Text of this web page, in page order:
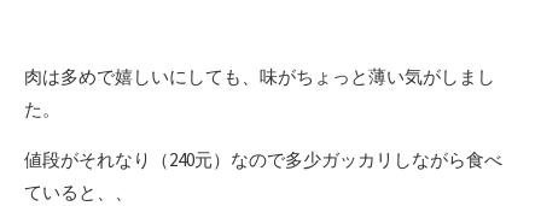
肉は多めで嬉しいにしても、味がちょっと薄い気がしまし
た。
値段がそれなり（240元）なので多少ガッカリしながら食べ
ていると、、